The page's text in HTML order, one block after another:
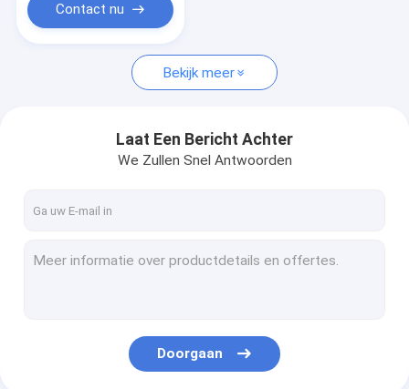
Contact nu
Bekijk meer
Laat Een Bericht Achter
We Zullen Snel Antwoorden
Doorgaan